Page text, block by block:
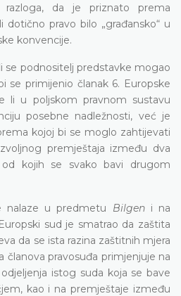
razloga, da je priznato prema
pravo bilo „građansko“ u
konvencije.
se podnositelj predstavke mogao
se primijenio članak 6. Europske
li u poljskom pravnom sustavu
posebne nadležnosti, već je
kojoj bi se moglo zahtijevati
premještaja između dva
od kojih se svako bavi drugom
nalaze u predmetu Bilgeni na
sud je smatrao da zaštita
da se ista razina zaštitnih mjera
članova pravosuđa primjenjuje na
istog suda koja se bave
kao i na premještaje između